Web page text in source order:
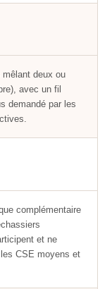
deux ou
avec un fil
demandé par les
complémentaire
et ne
CSE moyens et